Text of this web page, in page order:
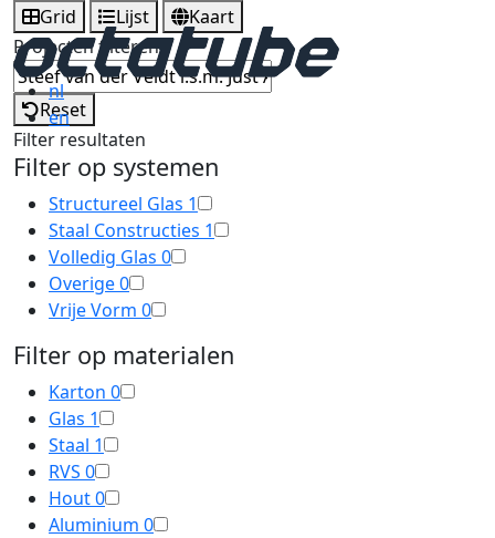
nl
en
Grid Lijst
Kaart
Projecten filteren
Reset
Filter resultaten
Filter op systemen
Structureel Glas 1
Staal Constructies 1
Volledig Glas 0
Overige0
Vrije Vorm 0
Filter op materialen
Karton 0
Glas 1
Staal 1
RVS 0
Hout0
Aluminium 0